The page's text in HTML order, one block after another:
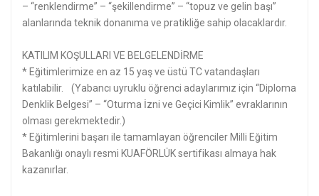
– “renklendirme” – “şekillendirme” – “topuz ve gelin başı”
alanlarında teknik donanıma ve pratikliğe sahip olacaklardır.
KATILIM KOŞULLARI VE BELGELENDİRME
* Eğitimlerimize en az 15 yaş ve üstü TC vatandaşları
katılabilir. (Yabancı uyruklu öğrenci adaylarımız için “Diploma
Denklik Belgesi” – “Oturma İzni ve Geçici Kimlik” evraklarının
olması gerekmektedir.)
* Eğitimlerini başarı ile tamamlayan öğrenciler Milli Eğitim
Bakanlığı onaylı resmi KUAFÖRLÜK sertifikası almaya hak
kazanırlar.